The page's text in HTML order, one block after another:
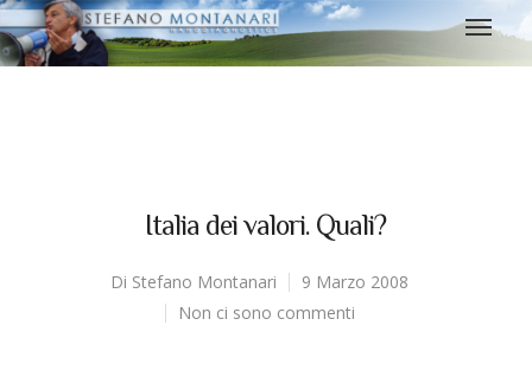
Italia dei valori. Quali?
Di Stefano Montanari
9 Marzo 2008
Non ci sono commenti